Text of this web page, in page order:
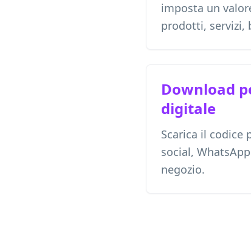
imposta un
prodotti, servizi,
Download
digitale
Scarica il codice
social,
negozio.